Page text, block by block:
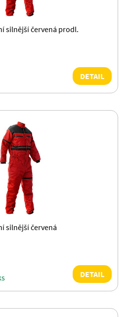
silnější červená prodl.
DETAIL
silnější červená
DETAIL